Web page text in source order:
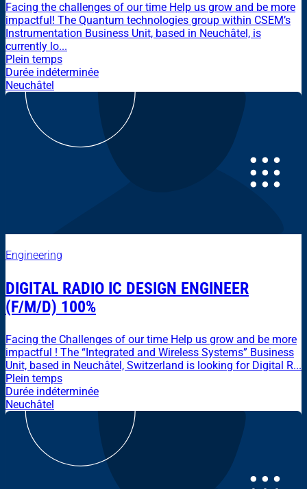
Facing the challenges of our time Help us grow and be more
impactful! The Quantum technologies group within CSEM’s
Instrumentation Business Unit, based in Neuchâtel, is
currently lo...
Plein temps
Durée indéterminée
Neuchâtel
Engineering
DIGITAL RADIO IC DESIGN ENGINEER
(F/M/D) 100%
Facing the Challenges of our time Help us grow and be more
impactful ! The “Integrated and Wireless Systems” Business
Unit, based in Neuchâtel, Switzerland is looking for Digital R...
Plein temps
Durée indéterminée
Neuchâtel